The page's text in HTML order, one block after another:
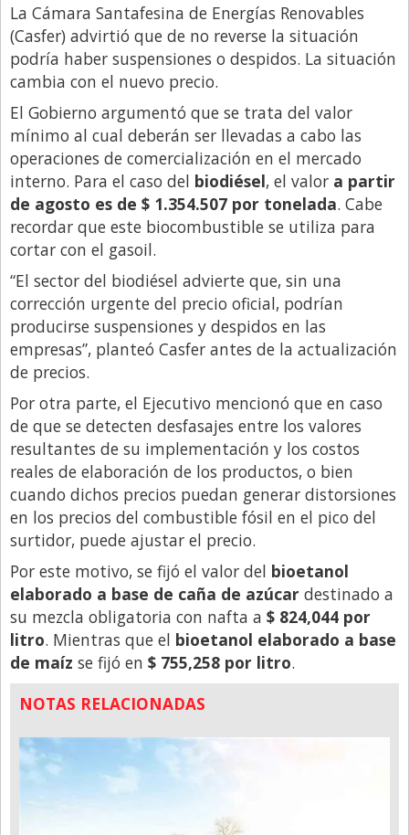
Medios
Millonarios
Minuto Lanzamiento
Negocios
Opinion
País
Política
Publicidad y Marketing
Real Estate y Propiedades
Responsabilidad Social
Santa Fe
Show Business
Sociedad
Tecnología
Tendencias
Viajes
La Cámara Santafesina de Energías Renovables
(Casfer) advirtió que de no reverse la situación
podría haber suspensiones o despidos. La situación
cambia con el nuevo precio.
El Gobierno argumentó que se trata del valor
mínimo al cual deberán ser llevadas a cabo las
operaciones de comercialización en el mercado
interno. Para el caso del biodiésel, el valor a partir
de agosto es de $ 1.354.507 por tonelada. Cabe
recordar que este biocombustible se utiliza para
cortar con el gasoil.
“El sector del biodiésel advierte que, sin una
corrección urgente del precio oficial, podrían
producirse suspensiones y despidos en las
empresas”, planteó Casfer antes de la actualización
de precios.
Por otra parte, el Ejecutivo mencionó que en caso
de que se detecten desfasajes entre los valores
resultantes de su implementación y los costos
reales de elaboración de los productos, o bien
cuando dichos precios puedan generar distorsiones
en los precios del combustible fósil en el pico del
surtidor, puede ajustar el precio.
Por este motivo, se fijó el valor del bioetanol
elaborado a base de caña de azúcar destinado a
su mezcla obligatoria con nafta a $ 824,044 por
litro. Mientras que el bioetanol elaborado a base
de maíz se fijó en $ 755,258 por litro.
NOTAS RELACIONADAS